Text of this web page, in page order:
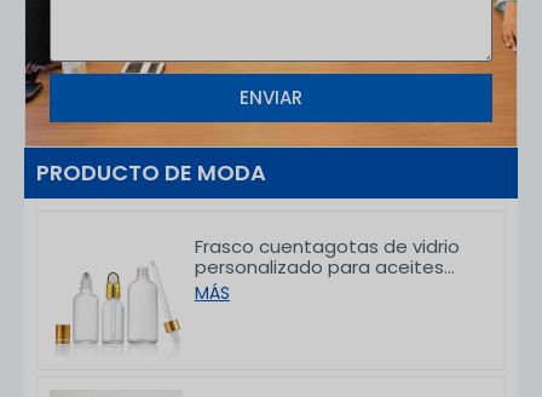
ENVIAR
PRODUCTO DE MODA
Frasco cuentagotas de vidrio
personalizado para aceites
esenciales, ideal para el
empaque de productos para el
MÁS